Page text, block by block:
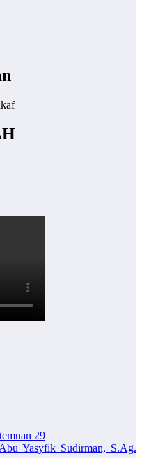
29
Yasyfik Sudirman, S.Ag.